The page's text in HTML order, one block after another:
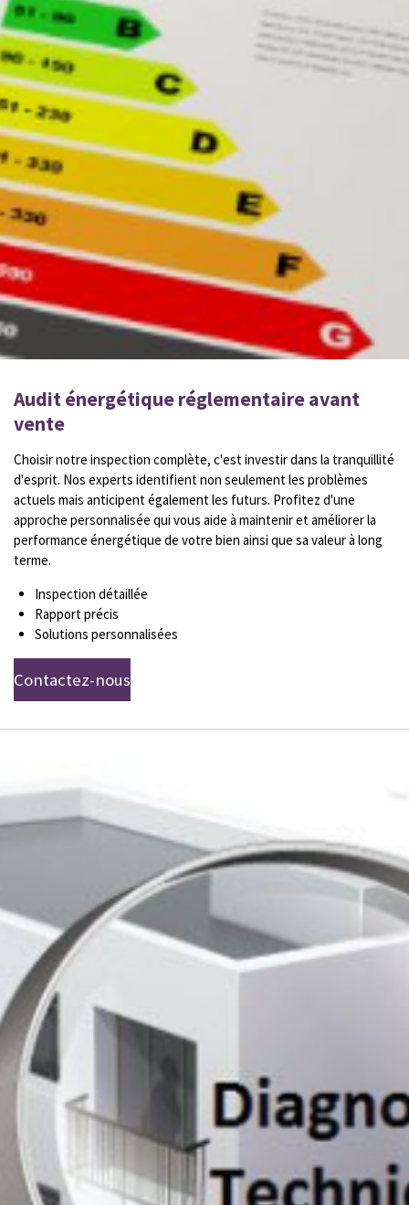
Audit énergétique réglementaire avant
vente
Choisir notre inspection complète, c'est investir dans la tranquillité
d'esprit. Nos experts identifient non seulement les problèmes
actuels mais anticipent également les futurs. Profitez d'une
approche personnalisée qui vous aide à maintenir et améliorer la
performance énergétique de votre bien ainsi que sa valeur à long
terme.
Inspection détaillée
Rapport précis
Solutions personnalisées
Contactez-nous